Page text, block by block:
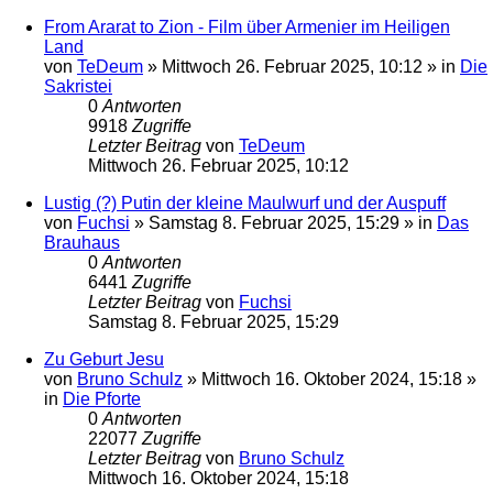
From Ararat to Zion - Film über Armenier im Heiligen
Land
von TeDeum » Mittwoch 26. Februar 2025, 10:12 » in Die
Sakristei
0 Antworten
9918 Zugriffe
Letzter Beitrag von TeDeum
Mittwoch 26. Februar 2025, 10:12
Lustig (?) Putin der kleine Maulwurf und der Auspuff
von Fuchsi » Samstag 8. Februar 2025, 15:29 » in Das
Brauhaus
0 Antworten
6441 Zugriffe
Letzter Beitrag von Fuchsi
Samstag 8. Februar 2025, 15:29
Zu Geburt Jesu
von Bruno Schulz » Mittwoch 16. Oktober 2024, 15:18 »
in Die Pforte
0 Antworten
22077 Zugriffe
Letzter Beitrag von Bruno Schulz
Mittwoch 16. Oktober 2024, 15:18